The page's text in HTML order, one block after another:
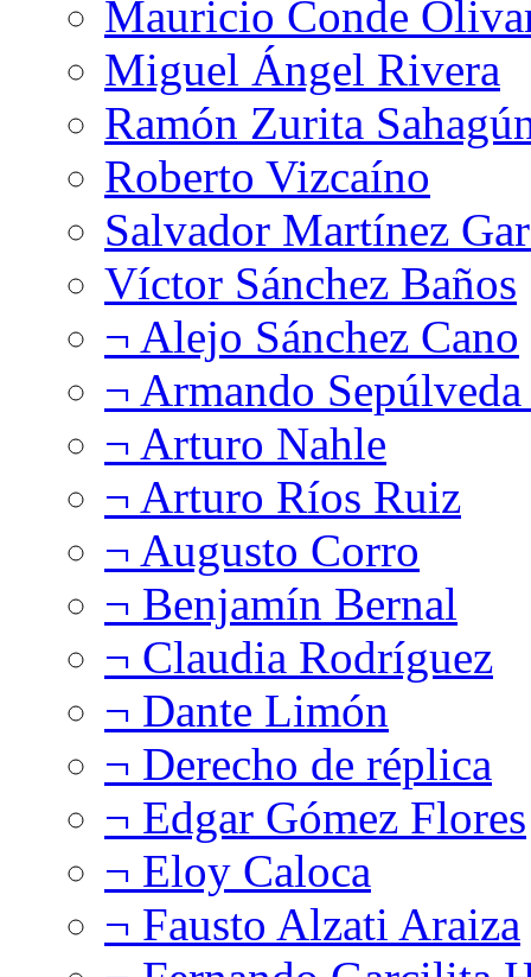
Mauricio Conde
Miguel Ángel Rivera
Ramón Zurita
Roberto Vizcaíno
Salvador Martínez
Víctor Sánchez Baños
¬ Alejo Sánchez Cano
¬ Armando
¬ Arturo Nahle
¬ Arturo Ríos Ruiz
¬ Augusto Corro
¬ Benjamín Bernal
¬ Claudia Rodríguez
¬ Dante Limón
¬ Derecho de réplica
¬ Edgar Gómez Flores
¬ Eloy Caloca
¬ Fausto Alzati Araiza